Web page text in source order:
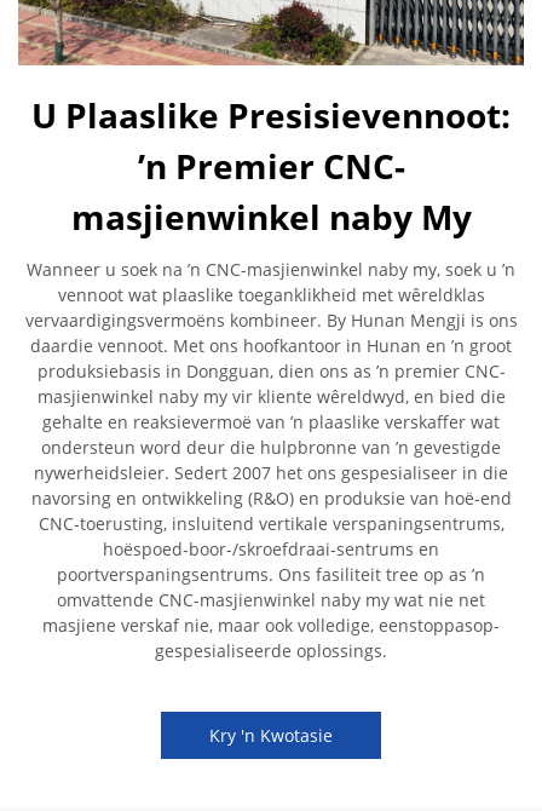
Kontak Ons
U Plaaslike Presisievennoot:
’n Premier CNC-
masjienwinkel naby My
Wanneer u soek na ’n CNC-masjienwinkel naby my, soek u ’n
vennoot wat plaaslike toeganklikheid met wêreldklas
vervaardigingsvermoëns kombineer. By Hunan Mengji is ons
daardie vennoot. Met ons hoofkantoor in Hunan en ’n groot
produksiebasis in Dongguan, dien ons as ’n premier CNC-
masjienwinkel naby my vir kliente wêreldwyd, en bied die
gehalte en reaksievermoë van ’n plaaslike verskaffer wat
ondersteun word deur die hulpbronne van ’n gevestigde
nywerheidsleier. Sedert 2007 het ons gespesialiseer in die
navorsing en ontwikkeling (R&O) en produksie van hoë-end
CNC-toerusting, insluitend vertikale verspaningsentrums,
hoëspoed-boor-/skroefdraai-sentrums en
poortverspaningsentrums. Ons fasiliteit tree op as ’n
omvattende CNC-masjienwinkel naby my wat nie net
masjiene verskaf nie, maar ook volledige, eenstoppasop-
gespesialiseerde oplossings.
Kry 'n Kwotasie